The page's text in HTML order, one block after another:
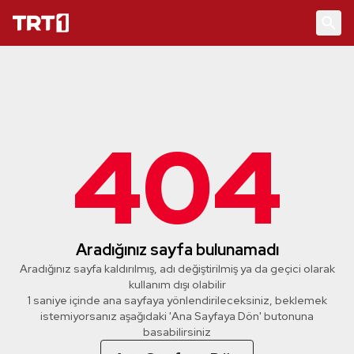
404
Aradığınız sayfa bulunamadı
Aradığınız sayfa kaldırılmış, adı değiştirilmiş ya da geçici olarak
kullanım dışı olabilir
1 saniye içinde ana sayfaya yönlendirileceksiniz, beklemek
istemiyorsanız aşağıdaki 'Ana Sayfaya Dön' butonuna
basabilirsiniz